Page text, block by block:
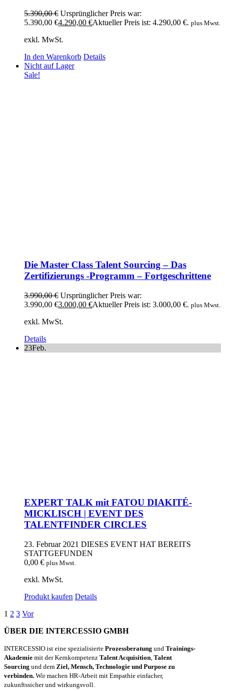
5.390,00€ Ursprünglicher Preis war:
5.390,00 €4.290,00 €Aktueller Preis ist: 4.290,00 €. plus Mwst.
exkl. MwSt.
In den Warenkorb Details
Nicht auf Lager
Sale!
Die Master Class Talent Sourcing – Das
Zertifizierungs -Programm – Fortgeschrittene
3.990,00€ Ursprünglicher Preis war:
3.990,00 €3.000,00 €Aktueller Preis ist: 3.000,00 €. plus Mwst.
exkl. MwSt.
Details
23Feb.
EXPERT TALK mit FATOU DIAKITÉ-
MICKLISCH | EVENT DES
TALENTFINDER CIRCLES
23. Februar 2021 DIESES EVENT HAT BEREITS
STATTGEFUNDEN
0,00 € plus Mwst.
exkl. MwSt.
Produkt kaufen Details
1 2 3 Vor
ÜBER DIE INTERCESSIO GMBH
INTERCESSIO ist eine spezialisierte Prozessberatung und Trainings-
Akademie mit der Kernkompetenz Talent Acquisition, Talent
Sourcing und dem Ziel, Mensch, Technologie und Purpose zu
verbinden. Wir machen HR-Arbeit mit Empathie einfacher,
zukunftssicher und wirkungsvoll.